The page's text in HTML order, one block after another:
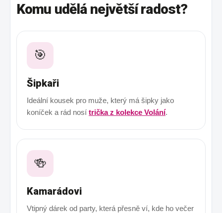
Komu udělá největší radost?
🎯
Šipkaři
Ideální kousek pro muže, který má šipky jako
koníček a rád nosí trička z kolekce Volání.
🍻
Kamarádovi
Vtipný dárek od party, která přesně ví, kde ho večer